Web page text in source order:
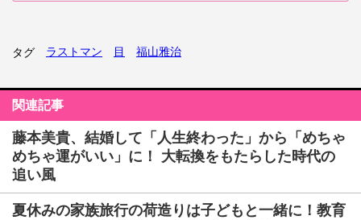
タグ ラストマン 目 福山雅治
関連記事
藤本美貴、結婚して「人生終わった」から「めちゃ
めちゃ運がいい」に！ 大転換をもたらした時代の
追い風
夏休みの家族旅行の荷造りは子どもと一緒に！教育